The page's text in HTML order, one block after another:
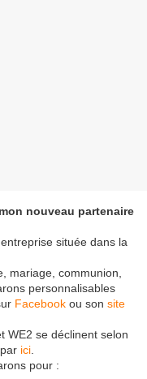
nouveau partenaire
située dans la
mariage, communion,
personnalisables
Facebook ou son site
WE2 se déclinent selon
ici
pour :